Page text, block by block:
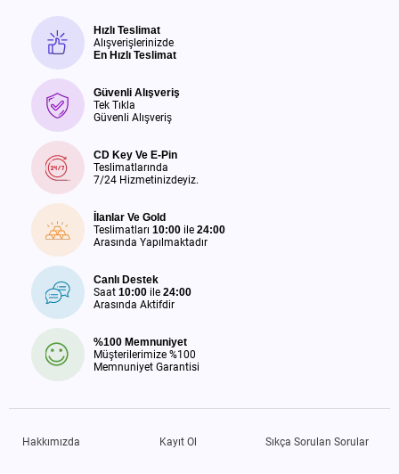
Hızlı Teslimat
Alışverişlerinizde
En Hızlı Teslimat
Güvenli Alışveriş
Tek Tıkla
Güvenli Alışveriş
CD Key Ve E-Pin
Teslimatlarında
7/24 Hizmetinizdeyiz.
İlanlar Ve Gold
Teslimatları 10:00 ile 24:00
Arasında Yapılmaktadır
Canlı Destek
Saat 10:00 ile 24:00
Arasında Aktifdir
%100 Memnuniyet
Müşterilerimize %100
Memnuniyet Garantisi
Hakkımızda Kayıt Ol Sıkça Sorulan Sorular